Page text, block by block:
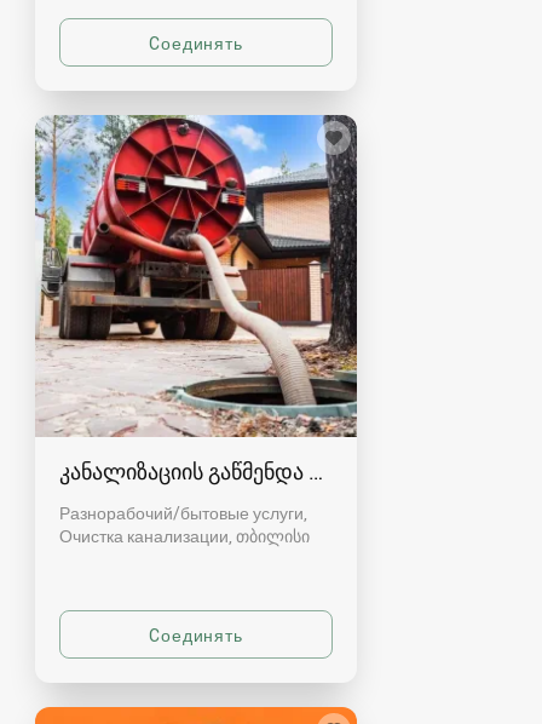
კანალიზაციის გაწმენდა თბილისი 557554000
Разнорабочий/бытовые услуги,
Очистка канализации თბილისი